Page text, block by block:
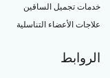
خدمات تجميل الساقين
علاجات الأعضاء التناسلية
الروابط